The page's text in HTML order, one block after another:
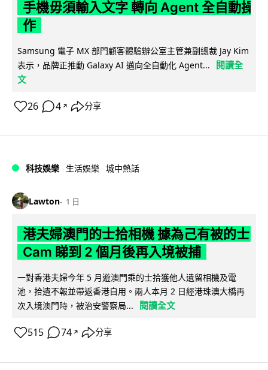
手機毋須輸入文字 轉向 Agent 全自動操
作
Samsung 電子 MX 部門顧客體驗辦公室主管兼副總裁 Jay Kim
表示，品牌正推動 Galaxy AI 邁向全自動化 Agent...
閱讀全
文
26 4 ↗ 分享
科技娛樂 生活娛樂 城中熱話
Lawton 1 日
港夫婦澳門的士拾相機 據為己有被的士
Cam 睇到 2 個月後再入境被捕
一對香港夫婦今年 5 月遊澳門乘的士拾獲他人遺留相機及電
池，拾遺不報並帶返香港自用。兩人本月 2 日經港珠澳大橋再
次入境澳門時，被治安警察局...
閱讀全文
515 74 ↗ 分享